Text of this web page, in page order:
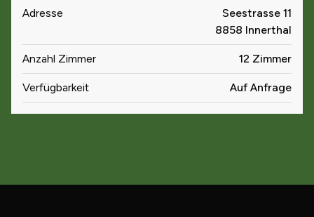
Adresse
Seestrasse 11
8858 Innerthal
Anzahl Zimmer 12 Zimmer
Verfügbarkeit Auf Anfrage